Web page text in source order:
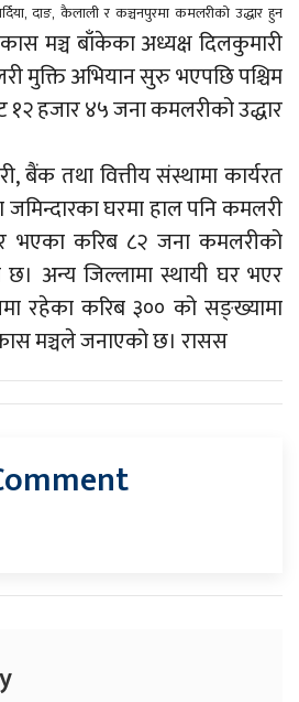
दाङ, कैलाली र कञ्चनपुरमा कमलरीको उद्धार हुन
मञ्च बाँकेका अध्यक्ष दिलकुमारी
मुक्ति अभियान सुरु भएपछि पश्चिम
१२ हजार ४५ जना कमलरीको उद्धार
बैंक तथा वित्तीय संस्थामा कार्यरत
जमिन्दारका घरमा हाल पनि कमलरी
भएका करिब ८२ जना कमलरीको
छ। अन्य जिल्लामा स्थायी घर भएर
रहेका करिब ३०० को सङ्ख्यामा
मञ्चले जनाएको छ। रासस